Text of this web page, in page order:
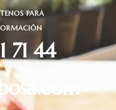
PARA
71 44